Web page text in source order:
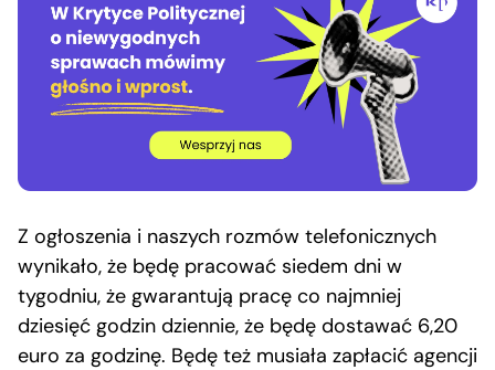
Z ogłoszenia i naszych rozmów telefonicznych
wynikało, że będę pracować siedem dni w
tygodniu, że gwarantują pracę co najmniej
dziesięć godzin dziennie, że będę dostawać 6,20
euro za godzinę. Będę też musiała zapłacić agencji